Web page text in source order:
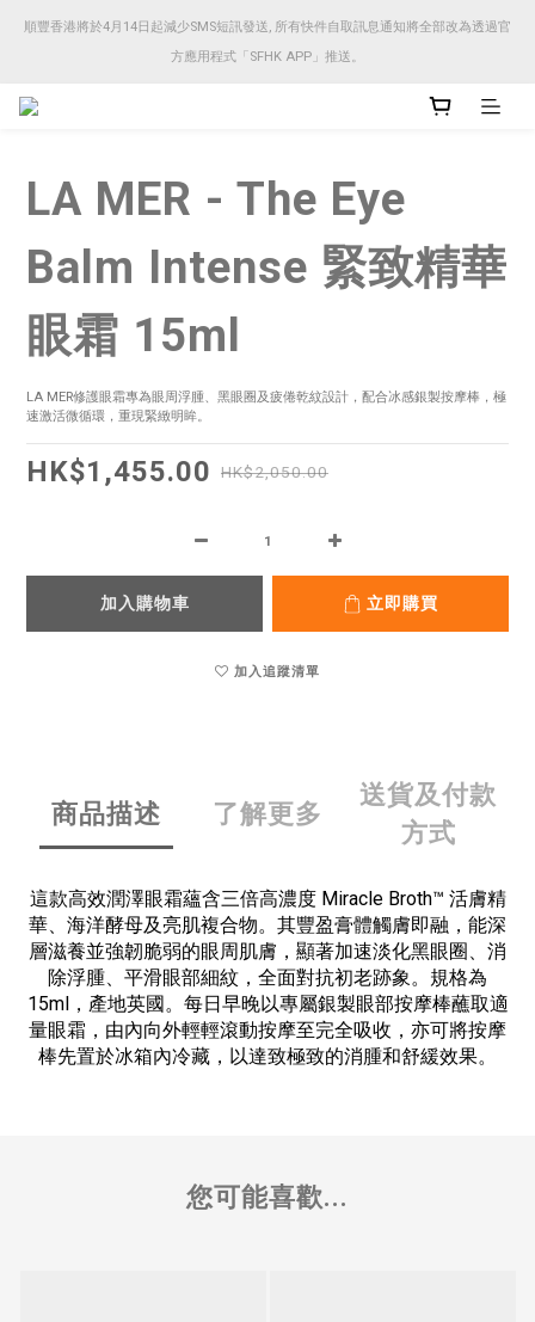
順豐香港將於4月14日起減少SMS短訊發送, 所有快件自取訊息通知將全部改為透過官
方應用程式「SFHK APP」推送。
順豐香港將於4月14日起減少SMS短訊發送, 所有快件自取訊息通知將全部改為透過官
方應用程式「SFHK APP」推送。
順豐香港將於4月14日起減少SMS短訊發送, 所有快件自取訊息通知將全部改為透過官
方應用程式「SFHK APP」推送。
LA MER - The Eye
Balm Intense 緊致精華
眼霜 15ml
LA MER修護眼霜專為眼周浮腫、黑眼圈及疲倦乾紋設計，配合冰感銀製按摩棒，極
速激活微循環，重現緊緻明眸。
HK$1,455.00 HK$2,050.00
加入購物車 立即購買
加入追蹤清單
商品描述 了解更多
送貨及付款
方式
這款高效潤澤眼霜蘊含三倍高濃度 Miracle Broth™ 活膚精
華、海洋酵母及亮肌複合物。其豐盈膏體觸膚即融，能深
層滋養並強韌脆弱的眼周肌膚，顯著加速淡化黑眼圈、消
除浮腫、平滑眼部細紋，全面對抗初老跡象。規格為
15ml，產地英國。每日早晚以專屬銀製眼部按摩棒蘸取適
量眼霜，由內向外輕輕滾動按摩至完全吸收，亦可將按摩
棒先置於冰箱內冷藏，以達致極致的消腫和舒緩效果。
您可能喜歡...